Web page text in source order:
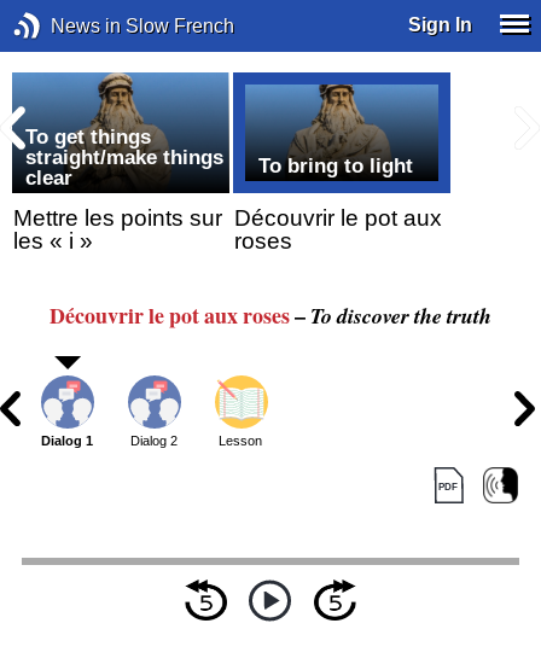
News in Slow French Sign In
To get things
straight/make things
clear
Mettre les points sur
les « i »
To bring to light
Découvrir le pot aux
roses
Découvrir le pot aux roses– To discover the truth
Dialog 1 Dialog 2 Lesson